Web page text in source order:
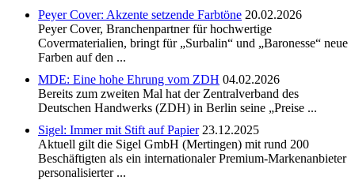
Peyer Cover: Akzente setzende Farbtöne 20.02.2026
Peyer Cover, Branchenpartner für hochwertige
Covermaterialien, bringt für „Surbalin“ und „Baronesse“ neue
Farben auf den ...
MDE: Eine hohe Ehrung vom ZDH 04.02.2026
Bereits zum zweiten Mal hat der Zentralverband des
Deutschen Handwerks (ZDH) in Berlin seine „Preise ...
Sigel: Immer mit Stift auf Papier23.12.2025
Aktuell gilt die Sigel GmbH (Mertingen) mit rund 200
Beschäftigten als ein internationaler Premium-Markenanbieter
personalisierter ...